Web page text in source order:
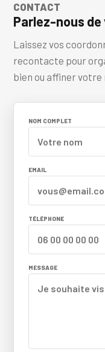
CONTACT
Parlez-nous
Laissez vos
recontacte pour
bien ou affiner
NOM COMPLET
EMAIL
TÉLÉPHONE
MESSAGE